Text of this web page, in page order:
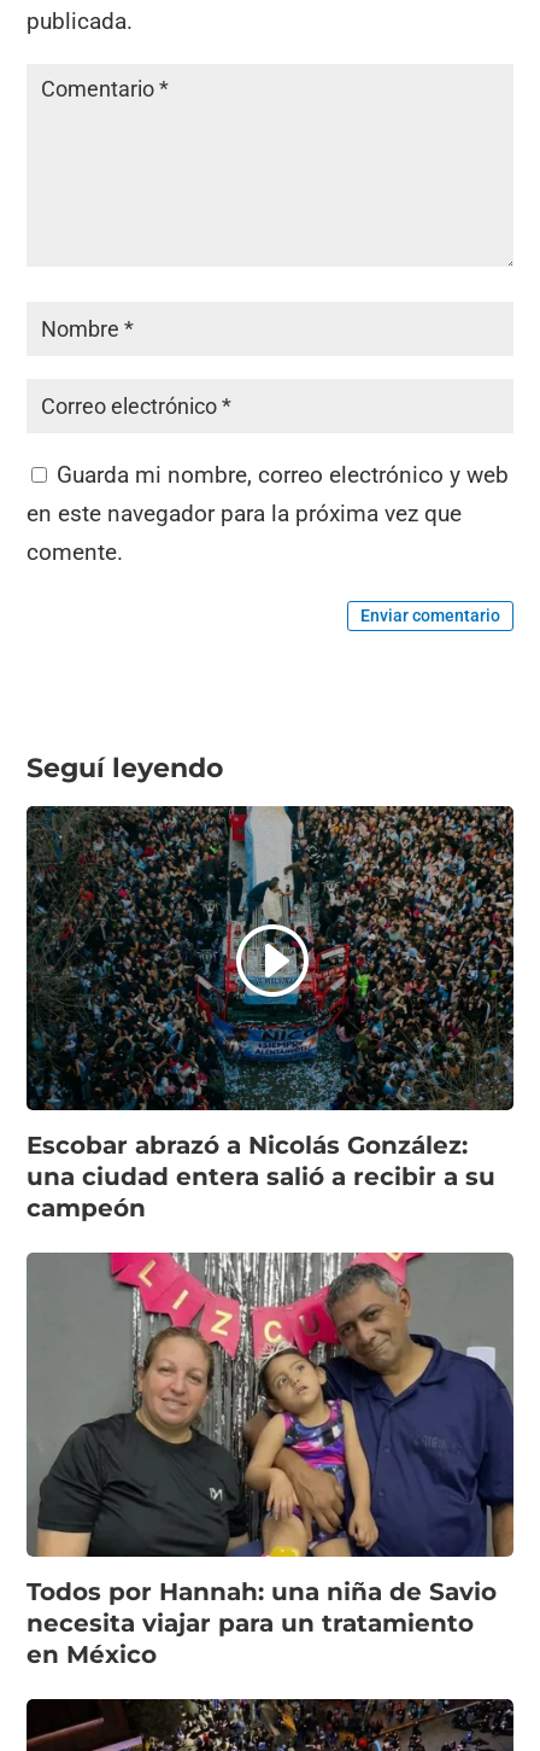
publicada.
Guarda mi nombre, correo electrónico y web
en este navegador para la próxima vez que
comente.
Enviar comentario
Seguí leyendo
Escobar abrazó a Nicolás González:
una ciudad entera salió a recibir a su
campeón
Todos por Hannah: una niña de Savio
necesita viajar para un tratamiento
en México